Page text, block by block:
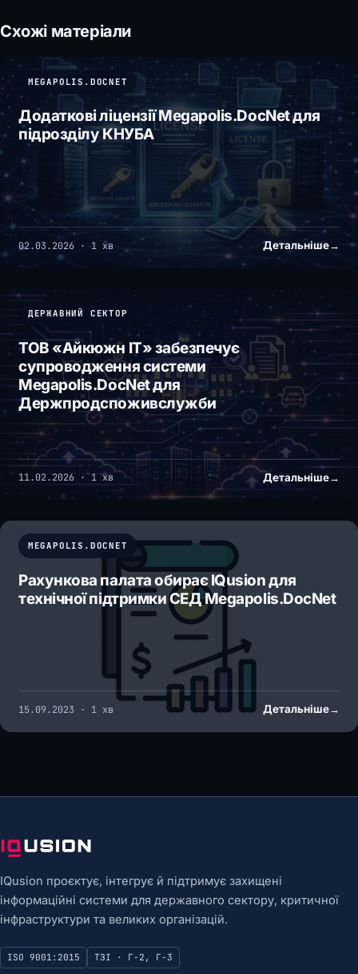
Схожі матеріали
MEGAPOLIS.DOCNET
Додаткові ліцензії Megapolis.DocNet для
підрозділу КНУБА
02.03.2026 · 1 хв Детальніше→
ДЕРЖАВНИЙ СЕКТОР
ТОВ «Айкюжн ІТ» забезпечує
супроводження системи
Megapolis.DocNet для
Держпродспоживслужби
11.02.2026 · 1 хв Детальніше→
MEGAPOLIS.DOCNET
Рахункова палата обирає IQusion для
технічної підтримки СЕД Megapolis.DocNet
15.09.2023 · 1 хв Детальніше→
IQusion проєктує, інтегрує й підтримує захищені
інформаційні системи для державного сектору, критичної
інфраструктури та великих організацій.
ISO 9001:2015 ТЗІ · Г-2, Г-3